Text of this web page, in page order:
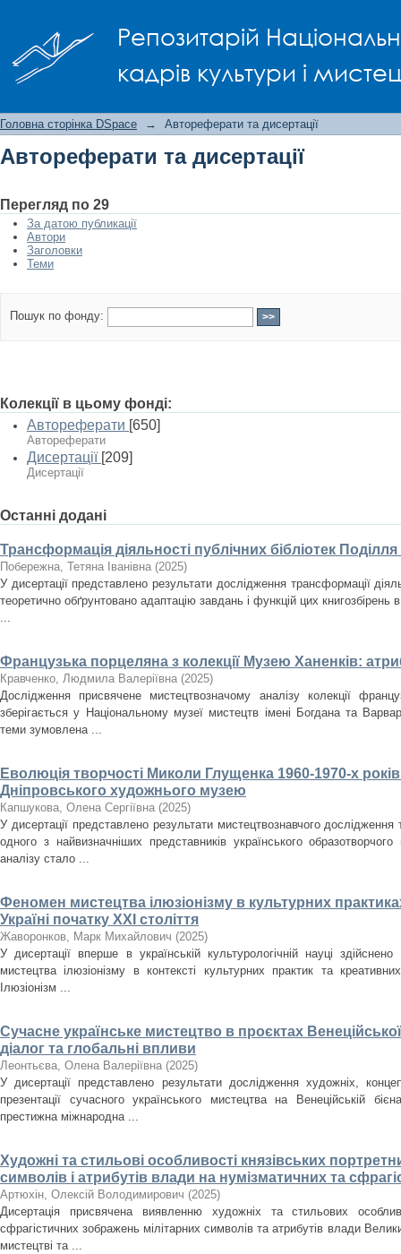
Репозитарій
кадрів культури і
Головна сторінка DSpace → Автореферати та дисертації
Автореферати та дисертації
Перегляд по 29
За датою публикації
Автори
Заголовки
Теми
Пошук по фонду:
Колекції в цьому фонді:
Автореферати [650]
Автореферати
Дисертації [209]
Дисертації
Останні додані
Трансформація діяльності публічних бібліотек
Побережна, Тетяна Іванівна (2025)
У дисертації представлено результати дослідження трансформації
теоретично обґрунтовано адаптацію завдань і функцій цих книгозбірень
...
Французька порцеляна з колекції Музею Ханенків:
Кравченко, Людмила Валеріївна (2025)
Дослідження присвячене мистецтвозначому аналізу колекції
зберігається у Національному музеї мистецтв імені Богдана та
теми зумовлена ...
Еволюція творчості Миколи Глущенка 1960-1970-х
Дніпровського художнього музею
Капшукова, Олена Сергіївна (2025)
У дисертації представлено результати мистецтвознавчого
одного з найвизначніших представників українського
аналізу стало ...
Феномен мистецтва ілюзіонізму в культурних
Україні початку ХХІ століття
Жаворонков, Марк Михайлович (2025)
У дисертації вперше в українській культурологічній науці
мистецтва ілюзіонізму в контексті культурних практик та
Ілюзіонізм ...
Сучасне українське мистецтво в проєктах
діалог та глобальні впливи
Леонтьєва, Олена Валеріївна (2025)
У дисертації представлено результати дослідження художніх,
презентації сучасного українського мистецтва на Венеційській
престижна міжнародна ...
Художні та стильові особливості князівських
символів і атрибутів влади на нумізматичних та
Артюхін, Олексій Володимирович (2025)
Дисертація присвячена виявленню художніх та стильових
сфрагістичних зображень мілітарних символів та атрибутів влади
мистецтві та ...